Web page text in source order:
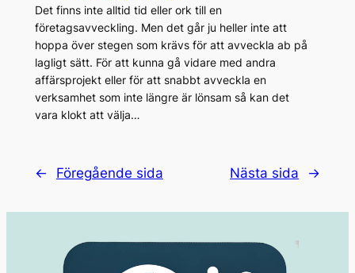
Det finns inte alltid tid eller ork till en
företagsavveckling. Men det går ju heller inte att
hoppa över stegen som krävs för att avveckla ab på
lagligt sätt. För att kunna gå vidare med andra
affärsprojekt eller för att snabbt avveckla en
verksamhet som inte längre är lönsam så kan det
vara klokt att välja…
← Föregående sida Nästa sida →